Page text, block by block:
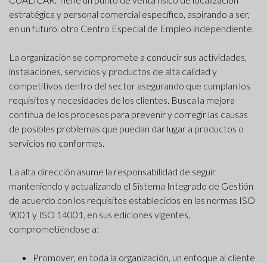
estratégica y personal comercial específico, aspirando a ser,
en un futuro, otro Centro Especial de Empleo independiente.
La organización se compromete a conducir sus actividades,
instalaciones, servicios y productos de alta calidad y
competitivos dentro del sector asegurando que cumplan los
requisitos y necesidades de los clientes. Busca la mejora
continua de los procesos para prevenir y corregir las causas
de posibles problemas que puedan dar lugar a productos o
servicios no conformes.
La alta dirección asume la responsabilidad de seguir
manteniendo y actualizando el Sistema Integrado de Gestión
de acuerdo con los requisitos establecidos en las normas ISO
9001 y ISO 14001, en sus ediciones vigentes,
comprometiéndose a:
Promover, en toda la organización, un enfoque al cliente